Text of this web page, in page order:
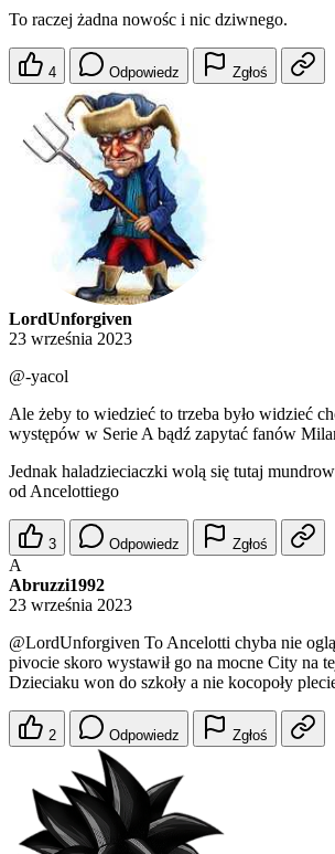
To raczej żadna nowośc i nic dziwnego.
4 Odpowiedz Zgłoś
LordUnforgiven
23 września 2023
@-yacol
Ale żeby to wiedzieć to trzeba było widzieć
występów w Serie A bądź zapytać fanów
Jednak haladzieciaczki wolą się tutaj
od Ancelottiego
3 Odpowiedz Zgłoś
A
Abruzzi1992
23 września 2023
@LordUnforgiven To Ancelotti chyba nie
pivocie skoro wystawił go na mocne City na
Dzieciaku won do szkoły a nie kocopoły
2 Odpowiedz Zgłoś